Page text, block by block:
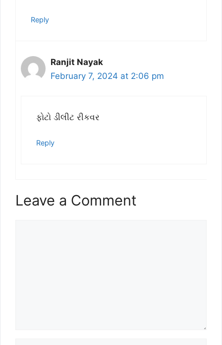
Reply
Ranjit Nayak
February 7, 2024 at 2:06 pm
ફોટો ડીલીટ રીકવર
Reply
Leave a Comment